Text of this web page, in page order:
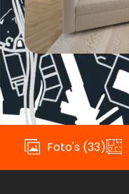
Foto's (33)